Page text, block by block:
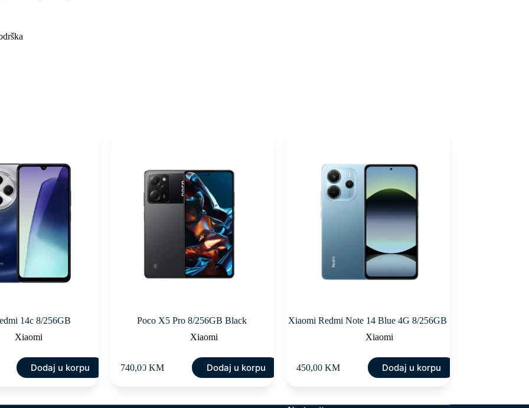
14c 8/256GB
Xiaomi
Dodaj u korpu
Poco X5 Pro 8/256GB Black
Xiaomi
740,00KM Dodaj u korpu
Xiaomi Redmi Note 14 Blue 4G 8/256GB
Xiaomi
450,00 KM Dodaj u korpu